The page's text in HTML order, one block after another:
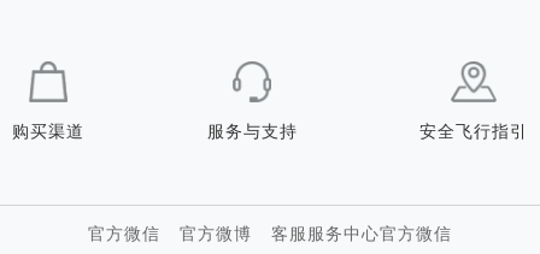
购买渠道 服务与支持 安全飞行指引
官方微信 官方微博
客服服务中心官方微信